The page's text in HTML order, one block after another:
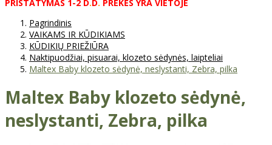
PRISTATYMAS 1-2 D. D. PREKĖS YRA VIETOJE
Pagrindinis
VAIKAMS IR KŪDIKIAMS
KŪDIKIŲ PRIEŽIŪRA
Naktipuodžiai, pisuarai, klozeto sėdynės, laipteliai
Maltex Baby klozeto sėdynė, neslystanti, Zebra, pilka
Maltex Baby klozeto sėdynė,
neslystanti, Zebra, pilka